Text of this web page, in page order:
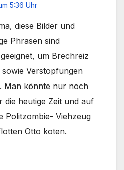
5:36 Uhr
diese Bilder und
Phrasen sind
um Brechreiz
Verstopfungen
Man könnte nur noch
die heutige Zeit und auf
Politzombie- Viehzeug
Otto koten.